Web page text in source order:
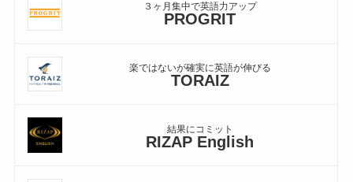
３ヶ月集中で英語力アップ
PROGRIT
楽ではないが確実に英語が伸びる
TORAIZ
結果にコミット
RIZAP English